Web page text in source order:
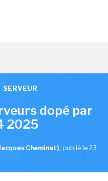
SERVEUR
dopé par
2025
Cheminat) , publié le 23